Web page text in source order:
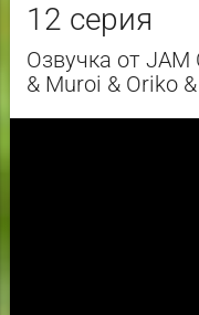
12 серия
Озвучка от JAM
& Muroi & Oriko